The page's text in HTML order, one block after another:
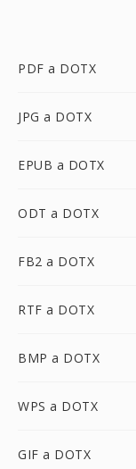
PDF a DOTX
JPG a DOTX
EPUB a DOTX
ODT a DOTX
FB2 a DOTX
RTF a DOTX
BMP a DOTX
WPS a DOTX
GIF a DOTX